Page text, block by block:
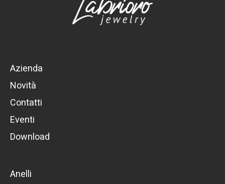
Azienda
Novità
Contatti
Eventi
Download
Anelli